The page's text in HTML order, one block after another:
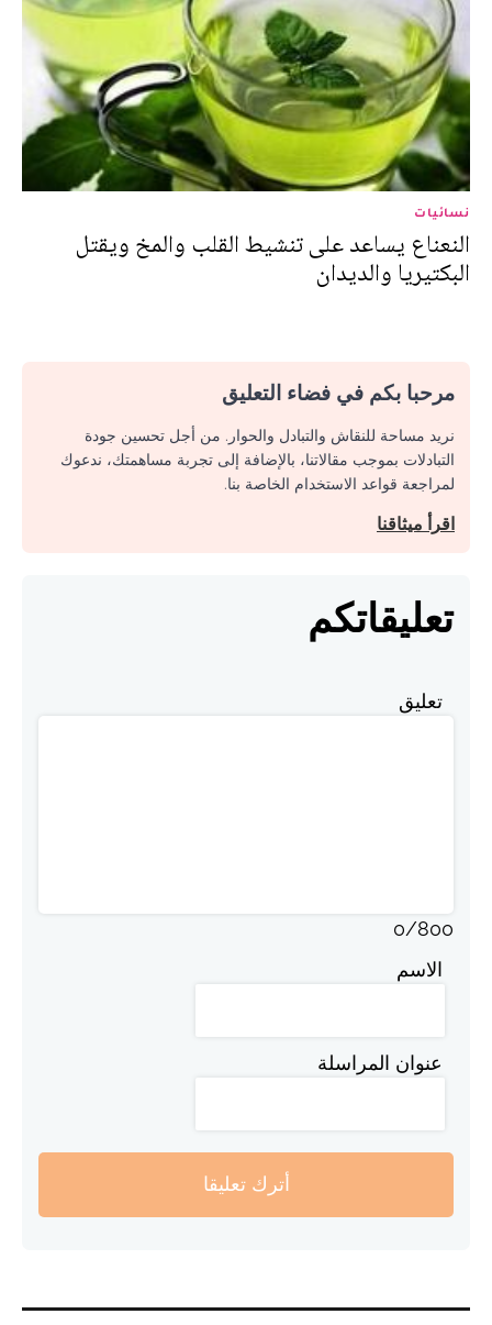
نسائيات
النعناع يساعد على تنشيط القلب والمخ ويقتل
البكتيريا والديدان
مرحبا بكم في فضاء التعليق
نريد مساحة للنقاش والتبادل والحوار. من أجل تحسين جودة
التبادلات بموجب مقالاتنا، بالإضافة إلى تجربة مساهمتك، ندعوك
لمراجعة قواعد الاستخدام الخاصة بنا.
اقرأ ميثاقنا
تعليقاتكم
تعليق
0/800
الاسم
عنوان المراسلة
أترك تعليقا